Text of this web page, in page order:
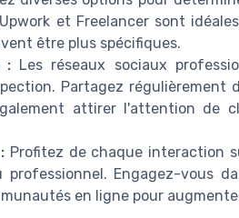
et Freelancer sont
être plus spécifiques.
:Les réseaux sociaux
Partagez régulièrement
attirer l'attention de
Profitez de chaque interaction
Engagez-vous
en ligne pour